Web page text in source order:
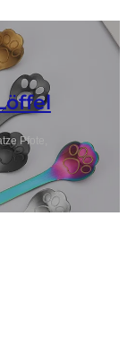
Pfote,